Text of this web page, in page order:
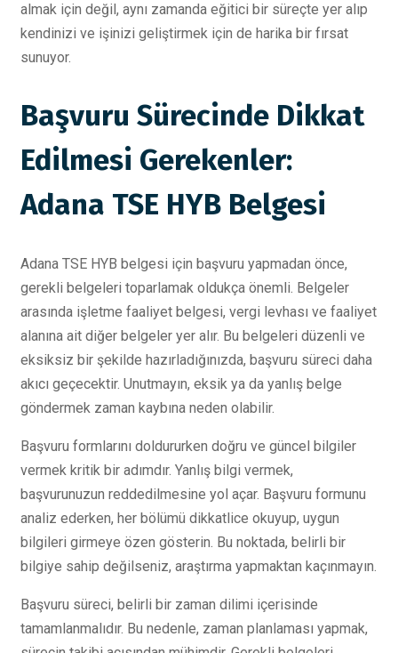
almak için değil, aynı zamanda eğitici bir süreçte yer alıp
kendinizi ve işinizi geliştirmek için de harika bir fırsat
sunuyor.
Başvuru Sürecinde Dikkat
Edilmesi Gerekenler:
Adana TSE HYB Belgesi
Adana TSE HYB belgesi için başvuru yapmadan önce,
gerekli belgeleri toparlamak oldukça önemli. Belgeler
arasında işletme faaliyet belgesi, vergi levhası ve faaliyet
alanına ait diğer belgeler yer alır. Bu belgeleri düzenli ve
eksiksiz bir şekilde hazırladığınızda, başvuru süreci daha
akıcı geçecektir. Unutmayın, eksik ya da yanlış belge
göndermek zaman kaybına neden olabilir.
Başvuru formlarını doldururken doğru ve güncel bilgiler
vermek kritik bir adımdır. Yanlış bilgi vermek,
başvurunuzun reddedilmesine yol açar. Başvuru formunu
analiz ederken, her bölümü dikkatlice okuyup, uygun
bilgileri girmeye özen gösterin. Bu noktada, belirli bir
bilgiye sahip değilseniz, araştırma yapmaktan kaçınmayın.
Başvuru süreci, belirli bir zaman dilimi içerisinde
tamamlanmalıdır. Bu nedenle, zaman planlaması yapmak,